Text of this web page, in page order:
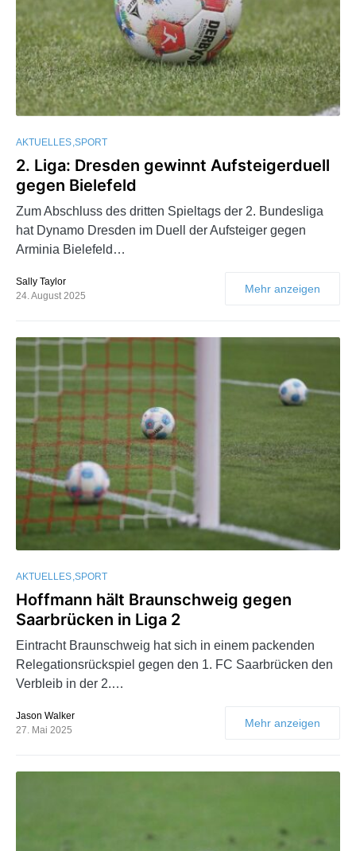
AKTUELLES SPORT
2. Liga: Dresden gewinnt Aufsteigerduell
gegen Bielefeld
Zum Abschluss des dritten Spieltags der 2. Bundesliga
hat Dynamo Dresden im Duell der Aufsteiger gegen
Arminia Bielefeld…
Sally Taylor
24. August 2025
Mehr anzeigen
AKTUELLES SPORT
Hoffmann hält Braunschweig gegen
Saarbrücken in Liga 2
Eintracht Braunschweig hat sich in einem packenden
Relegationsrückspiel gegen den 1. FC Saarbrücken den
Verbleib in der 2.…
Jason Walker
27. Mai 2025
Mehr anzeigen